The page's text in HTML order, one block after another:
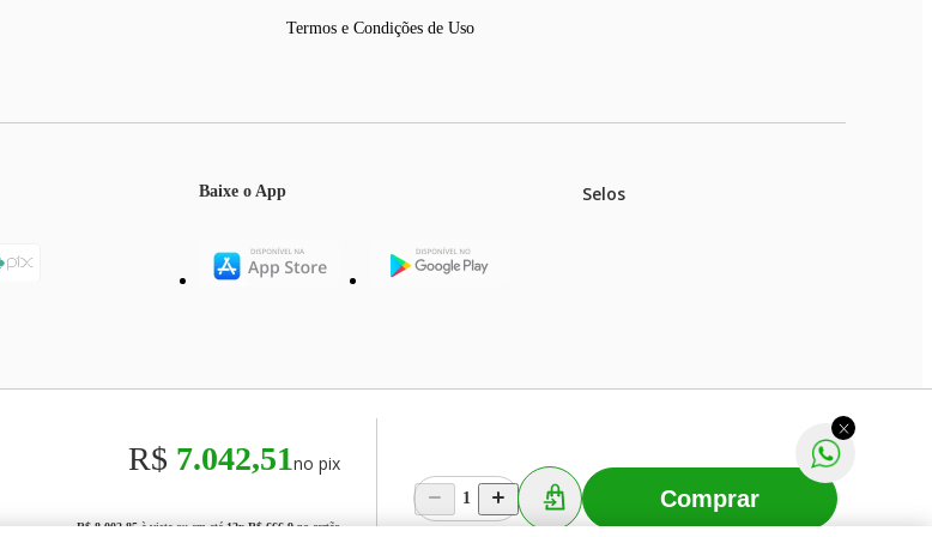
R$ 7.042,51no pix
R$ 8.002,85 à vista ou em até 12x R$ 666,9no cartão
1 Comprar
Termos e Condições de Uso
Baixe o App Selos
para compras efetuadas no site, podendo diferir na rede de lojas físicas.
comerciais estão sujeitos a alteração sem aviso prévio. Fast Shop S. A. CNPJ: 43.708.379/0001-
Selecionar os Cookies